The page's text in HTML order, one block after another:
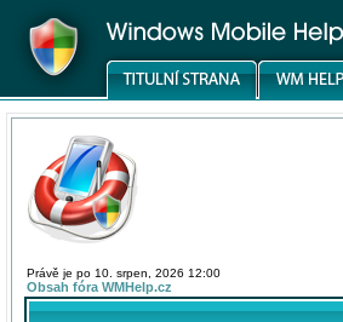
Právě je po 10. srpen, 2026 12:00
Obsah fóra WMHelp.cz